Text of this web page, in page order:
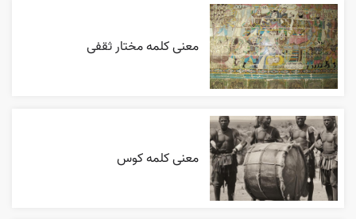
معنی کلمه مختار ثقفی
معنی کلمه کوس